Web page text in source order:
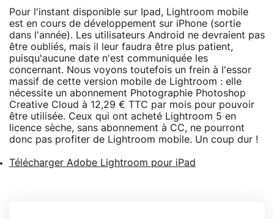
Pour l'instant disponible sur Ipad, Lightroom mobile
est en cours de développement sur iPhone (sortie
dans l'année). Les utilisateurs Android ne devraient pas
être oubliés, mais il leur faudra être plus patient,
puisqu'aucune date n'est communiquée les
concernant. Nous voyons toutefois un frein à l'essor
massif de cette version mobile de Lightroom : elle
nécessite un abonnement Photographie Photoshop
Creative Cloud à 12,29 € TTC par mois pour pouvoir
être utilisée. Ceux qui ont acheté Lightroom 5 en
licence sèche, sans abonnement à CC, ne pourront
donc pas profiter de Lightroom mobile. Un coup dur !
Télécharger Adobe Lightroom pour iPad